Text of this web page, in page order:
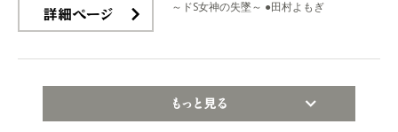
～ドS女神の失墜～ ●田村よもぎ